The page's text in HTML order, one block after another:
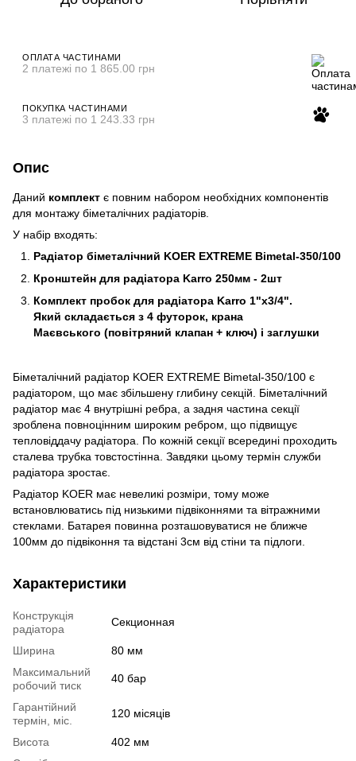
ОПЛАТА ЧАСТИНАМИ
2 платежі по 1 865.00 грн
ПОКУПКА ЧАСТИНАМИ
3 платежі по 1 243.33 грн
Опис
Даний комплект є повним набором необхідних компонентів
для монтажу біметалічних радіаторів.
У набір входять:
Радіатор біметалічний KOER EXTREME Bimetal-350/100
Кронштейн для радіатора Karro 250мм - 2шт
Комплект пробок для радіатора Karro 1"х3/4".
Який складається з 4 футорок, крана
Маєвського (повітряний клапан + ключ) і заглушки
Біметалічний радіатор KOER EXTREME Bimetal-350/100 є
радіатором, що має збільшену глибину секцій. Біметалічний
радіатор має 4 внутрішні ребра, а задня частина секції
зроблена повноцінним широким ребром, що підвищує
тепловіддачу радіатора. По кожній секції всередині проходить
сталева трубка товстостінна. Завдяки цьому термін служби
радіатора зростає.
Радіатор KOER має невеликі розміри, тому може
встановлюватись під низькими підвіконнями та вітражними
стеклами. Батарея повинна розташовуватися не ближче
100мм до підвіконня та відстані 3см від стіни та підлоги.
Характеристики
Конструкція
радіатора
Секционная
Ширина
80 мм
Максимальний
робочий тиск
40 бар
Гарантійний
термін, міс.
120 місяців
Висота
402 мм